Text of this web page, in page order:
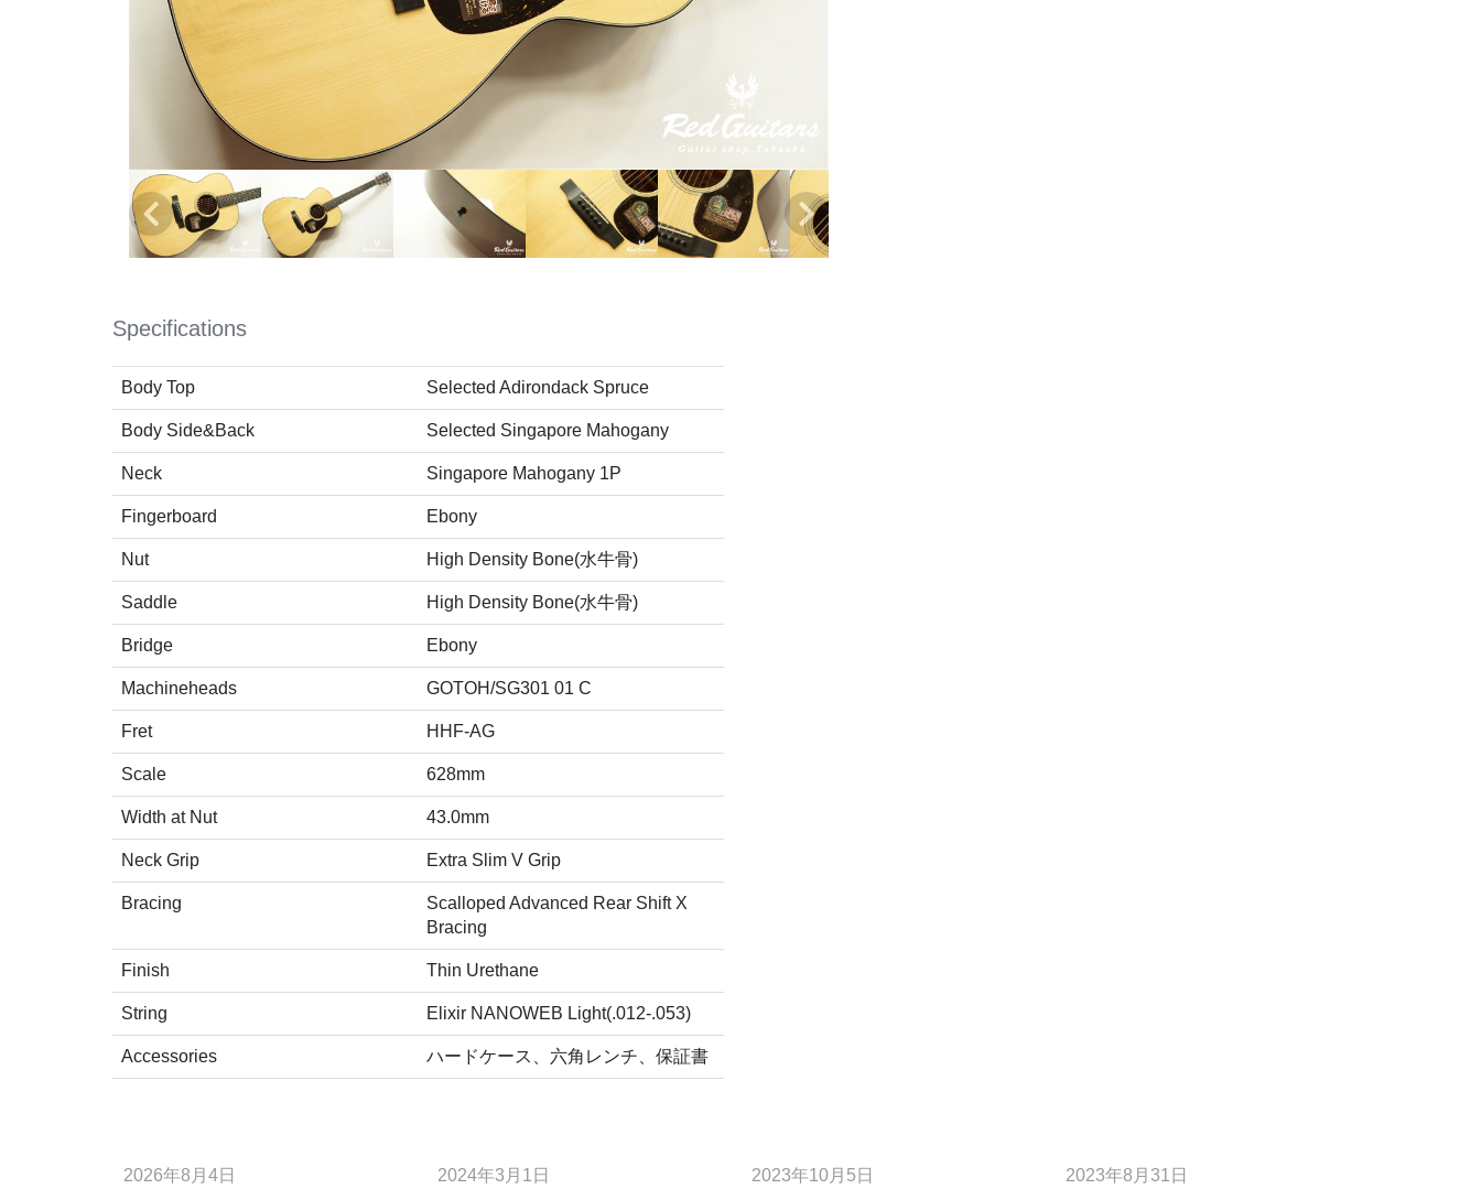
Specifications
Body Top Selected Adirondack Spruce
Body Side&Back Selected Singapore Mahogany
Neck Singapore Mahogany 1P
Fingerboard Ebony
Nut High Density Bone(水牛骨)
Saddle High Density Bone(水牛骨)
Bridge Ebony
Machineheads GOTOH/SG301 01 C
Fret HHF-AG
Scale 628mm
Width at Nut 43.0mm
Neck Grip Extra Slim V Grip
Bracing
Scalloped Advanced Rear Shift X
Bracing
Finish Thin Urethane
String Elixir NANOWEB Light(.012-.053)
Accessories ハードケース、六角レンチ、保証書
2026年8月4日 2024年3月1日 2023年10月5日 2023年8月31日